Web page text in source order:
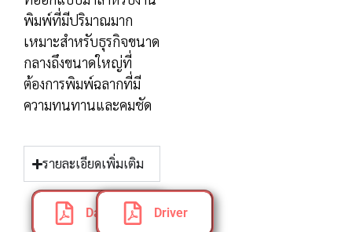
พิมพ์ที่มีปริมาณมาก
เหมาะสำหรับธุรกิจขนาด
กลางถึงขนาดใหญ่ที่
ต้องการพิมพ์ฉลากที่มี
ความทนทานและคมชัด
รายละเอียดเพิ่มเติม
Datasheet Driver